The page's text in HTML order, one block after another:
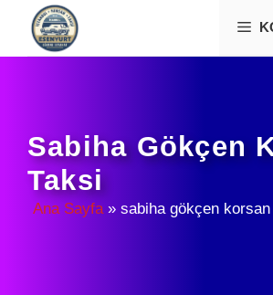
İçeriğe
Sabiha Gökçen
Taksi
Ana Sayfa» sabiha gökçen